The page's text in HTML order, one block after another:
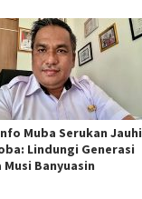
Muba Serukan Jauhi
Lindungi Generasi
Musi Banyuasin